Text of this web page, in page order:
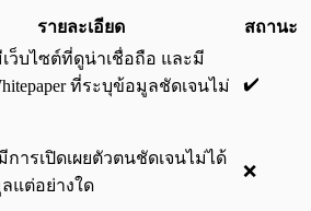
รายละเอียด สถานะ
เว็บไซต์ที่ดูน่าเชื่อถือ และมี
ที่ระบุข้อมูลชัดเจนไม่
✔️
ารเปิดเผยตัวตนชัดเจนไม่ได้
แต่อย่างใด
❌